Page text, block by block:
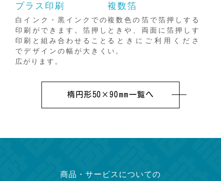
プラス印刷
白インク・黒インクでの
印刷ができます。箔押し
印刷と組み合わせること
でデザインの幅が大きく
広がります。
複数箔
複数色の箔で箔押しする
ときや、両面に箔押しす
るときにご利用くださ
い。
楕円形50×90mm一覧へ
商品・サービスについての